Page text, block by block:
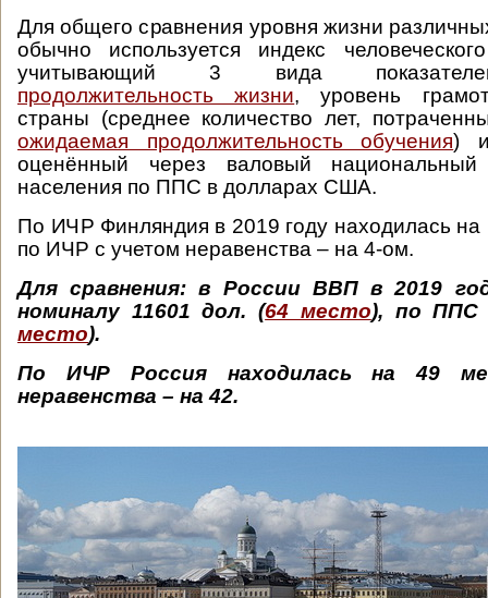
Для общего сравнения уровня жизни
обычно используется индекс
учитывающий 3 вида
продолжительность жизни, уровень
страны (среднее количество лет,
ожидаемая продолжительность обучения) и
оценённый через валовый
населения по ППС в долларах США.
По ИЧР Финляндия в 2019 году находилась на
по ИЧР с учетом неравенства – на 4-ом.
Для сравнения: в России ВВП в 2019
номиналу 11601 дол. (64 место), по ППС
место).
По ИЧР Россия находилась на 49
неравенства – на 42.